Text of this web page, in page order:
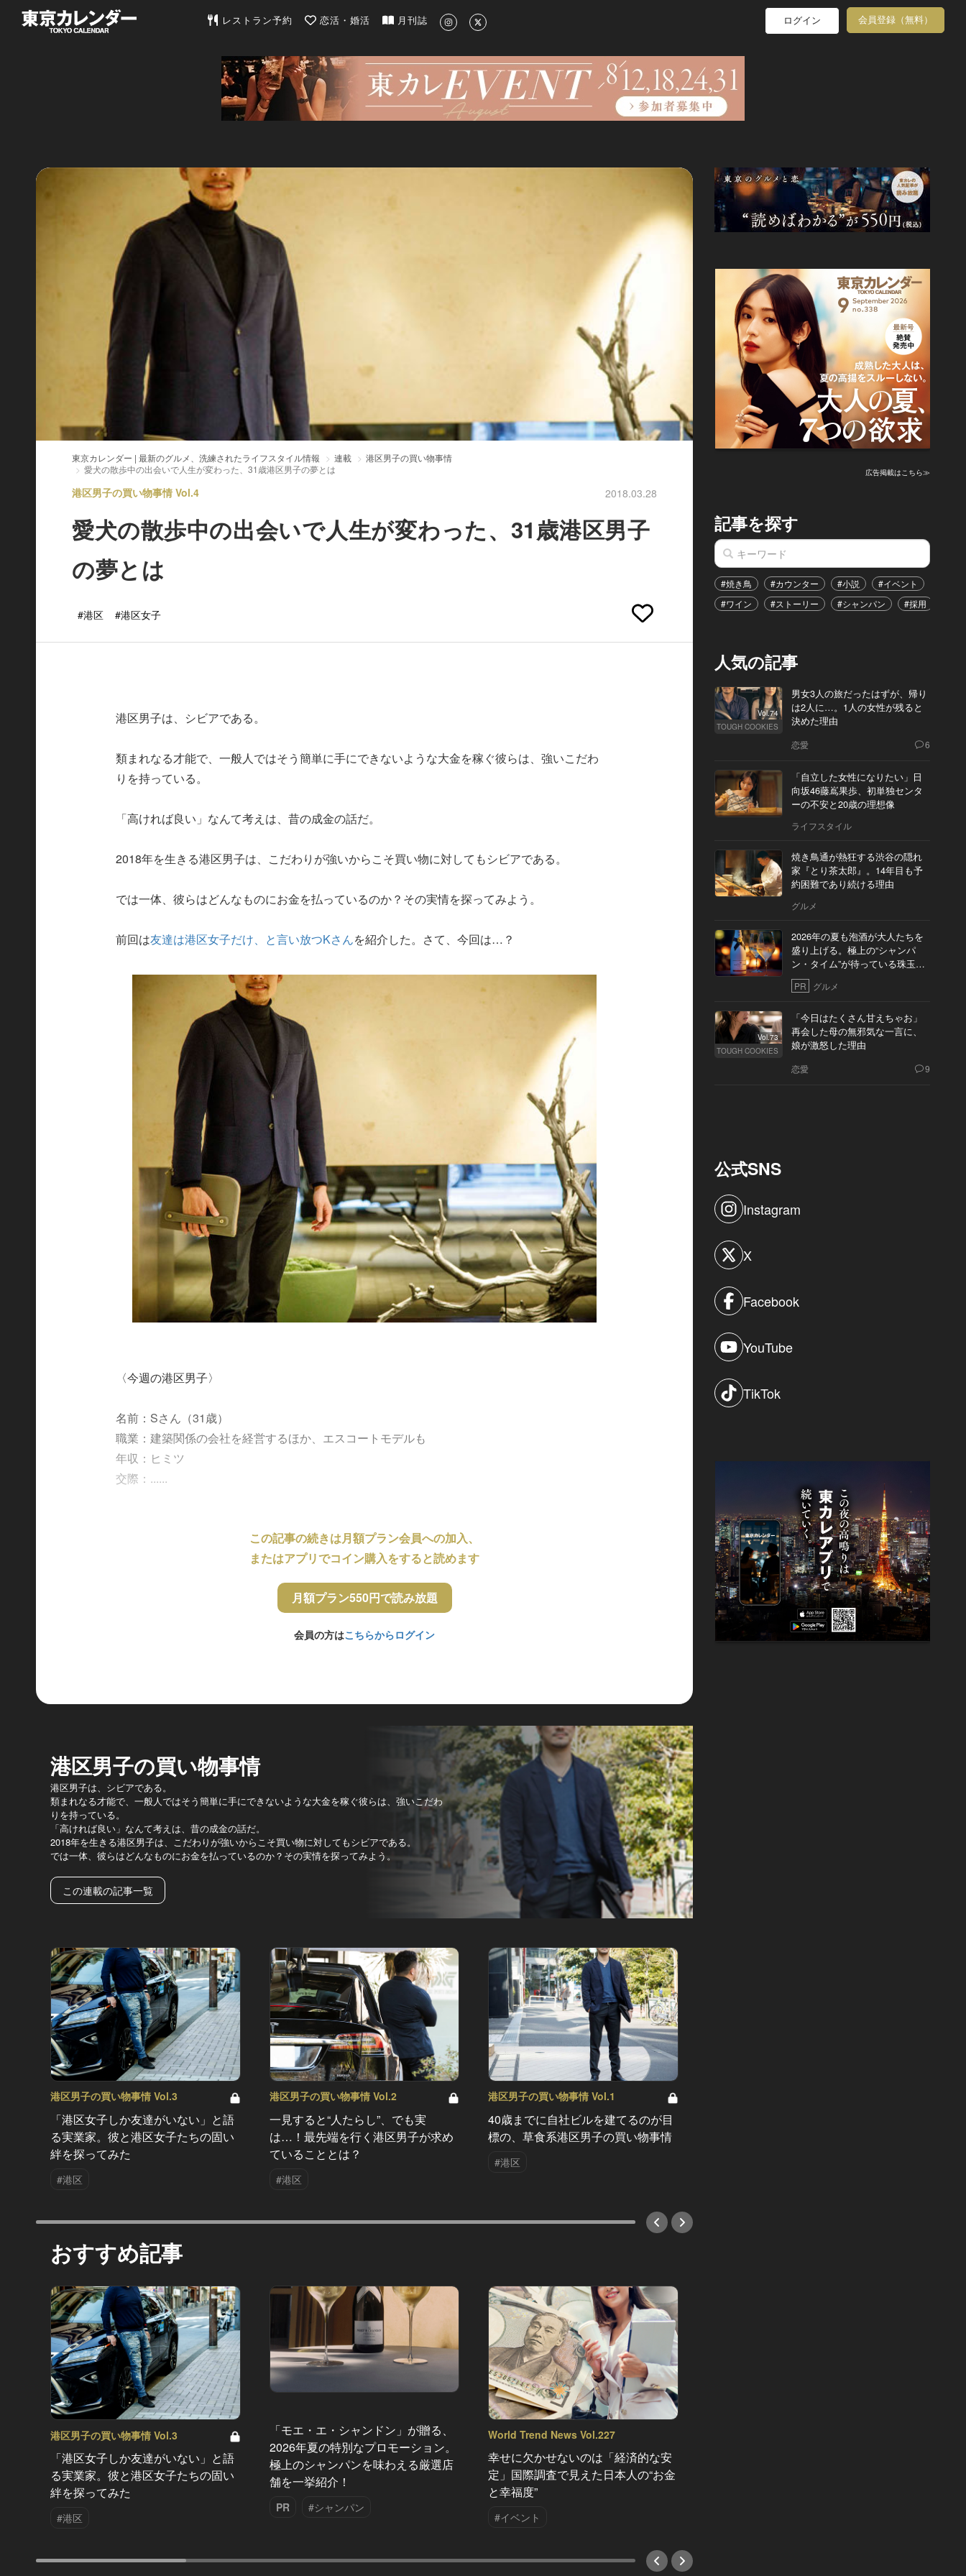
東京カレンダー | 最新のグルメ、洗練されたライフスタイル情報
レストラン予約 恋活・婚活 月刊誌 ログイン 会員登録（無料）
東京カレンダー | 最新のグルメ、洗練されたライフスタイル情報 連載
港区男子の買い物事情
愛犬の散歩中の出会いで人生が変わった、31歳港区男子の夢とは
港区男子の買い物事情 Vol.4 2018.03.28
愛犬の散歩中の出会いで人生が変わった、31歳港区男子
の夢とは
#港区 #港区女子
港区男子は、シビアである。
類まれなる才能で、一般人ではそう簡単に手にできないような大金を稼ぐ彼らは、強いこだわ
りを持っている。
「高ければ良い」なんて考えは、昔の成金の話だ。
2018年を生きる港区男子は、こだわりが強いからこそ買い物に対してもシビアである。
では一体、彼らはどんなものにお金を払っているのか？その実情を探ってみよう。
前回は友達は港区女子だけ、と言い放つKさんを紹介した。さて、今回は…？
〈今週の港区男子〉
名前：Sさん（31歳）
職業：建築関係の会社を経営するほか、エスコートモデルも
年収：ヒミツ
交際：......
この記事の続きは月額プラン会員への加入、
またはアプリでコイン購入をすると読めます
月額プラン550円で読み放題
会員の方はこちらからログイン
港区男子の買い物事情
港区男子は、シビアである。
類まれなる才能で、一般人ではそう簡単に手にできないような大金を稼ぐ彼らは、強いこだわ
りを持っている。
「高ければ良い」なんて考えは、昔の成金の話だ。
2018年を生きる港区男子は、こだわりが強いからこそ買い物に対してもシビアである。
では一体、彼らはどんなものにお金を払っているのか？その実情を探ってみよう。
この連載の記事一覧
港区男子の買い物事情 Vol.3
「港区女子しか友達がいない」と語
る実業家。彼と港区女子たちの固い
絆を探ってみた
#港区
港区男子の買い物事情 Vol.2
一見すると“人たらし”、でも実
は…！最先端を行く港区男子が求め
ていることとは？
#港区
港区男子の買い物事情 Vol.1
40歳までに自社ビルを建てるのが目
標の、草食系港区男子の買い物事情
#港区
おすすめ記事
港区男子の買い物事情 Vol.3
「港区女子しか友達がいない」と語
る実業家。彼と港区女子たちの固い
絆を探ってみた
#港区
「モエ・エ・シャンドン」が贈る、
2026年夏の特別なプロモーション。
極上のシャンパンを味わえる厳選店
舗を一挙紹介！
PR #シャンパン
World Trend News Vol.227
幸せに欠かせないのは「経済的な安
定」国際調査で見えた日本人の“お金
と幸福度”
#イベント
広告掲載はこちら≫
記事を探す
#焼き鳥 #カウンター #小説 #イベント
#ワイン
#ストーリー #シャンパン #採用
人気の記事
Vol.74
TOUGH COOKIES
男女3人の旅だったはずが、帰り
は2人に…。1人の女性が残ると
決めた理由
恋愛 6
「自立した女性になりたい」日
向坂46藤嶌果歩、初単独センタ
ーの不安と20歳の理想像
ライフスタイル
焼き鳥通が熱狂する渋谷の隠れ
家『とり茶太郎』。14年目も予
約困難であり続ける理由
グルメ
2026年の夏も泡酒が大人たちを
盛り上げる。極上の“シャンパ
ン・タイム”が待っている珠玉の
10軒
PR グルメ
Vol.73
TOUGH COOKIES
「今日はたくさん甘えちゃお」
再会した母の無邪気な一言に、
娘が激怒した理由
恋愛 9
公式SNS
Instagram
X
Facebook
YouTube
TikTok